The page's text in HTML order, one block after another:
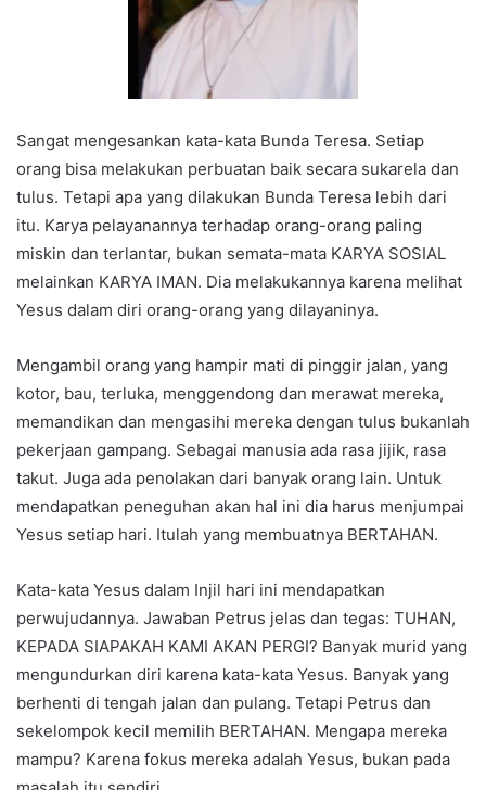
Sangat mengesankan kata-kata Bunda Teresa. Setiap
orang bisa melakukan perbuatan baik secara sukarela dan
tulus. Tetapi apa yang dilakukan Bunda Teresa lebih dari
itu. Karya pelayanannya terhadap orang-orang paling
miskin dan terlantar, bukan semata-mata KARYA SOSIAL
melainkan KARYA IMAN. Dia melakukannya karena melihat
Yesus dalam diri orang-orang yang dilayaninya.
Mengambil orang yang hampir mati di pinggir jalan, yang
kotor, bau, terluka, menggendong dan merawat mereka,
memandikan dan mengasihi mereka dengan tulus bukanlah
pekerjaan gampang. Sebagai manusia ada rasa jijik, rasa
takut. Juga ada penolakan dari banyak orang lain. Untuk
mendapatkan peneguhan akan hal ini dia harus menjumpai
Yesus setiap hari. Itulah yang membuatnya BERTAHAN.
Kata-kata Yesus dalam Injil hari ini mendapatkan
perwujudannya. Jawaban Petrus jelas dan tegas: TUHAN,
KEPADA SIAPAKAH KAMI AKAN PERGI? Banyak murid yang
mengundurkan diri karena kata-kata Yesus. Banyak yang
berhenti di tengah jalan dan pulang. Tetapi Petrus dan
sekelompok kecil memilih BERTAHAN. Mengapa mereka
mampu? Karena fokus mereka adalah Yesus, bukan pada